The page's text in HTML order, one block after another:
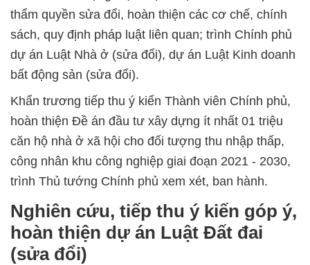
thẩm quyền sửa đổi, hoàn thiện các cơ chế, chính
sách, quy định pháp luật liên quan; trình Chính phủ
dự án Luật Nhà ở (sửa đổi), dự án Luật Kinh doanh
bất động sản (sửa đổi).
Khẩn trương tiếp thu ý kiến Thành viên Chính phủ,
hoàn thiện Đề án đầu tư xây dựng ít nhất 01 triệu
căn hộ nhà ở xã hội cho đối tượng thu nhập thấp,
công nhân khu công nghiệp giai đoạn 2021 - 2030,
trình Thủ tướng Chính phủ xem xét, ban hành.
Nghiên cứu, tiếp thu ý kiến góp ý,
hoàn thiện dự án Luật Đất đai
(sửa đổi)